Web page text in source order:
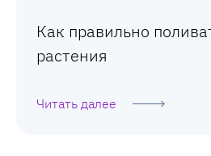
Как правильно
растения
Читать далее